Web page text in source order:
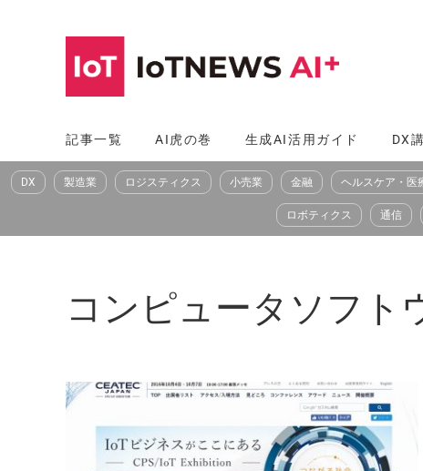
へ
ス
記事一覧 AI虎の巻 生成AI活用ガイド DX
DX 製造業 ロジスティクス 小売業 金融 ヘルスケア・医
ロボティクス 通信
コンピュータソフト